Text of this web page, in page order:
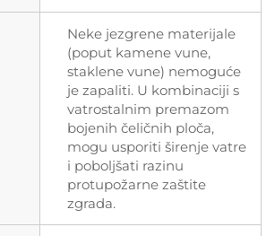
Neke jezgrene materijale
(poput kamene vune,
staklene vune) nemoguće
je zapaliti. U kombinaciji s
vatrostalnim premazom
bojenih čeličnih ploča,
mogu usporiti širenje vatre
i poboljšati razinu
protupožarne zaštite
zgrada.